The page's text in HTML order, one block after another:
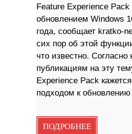
Feature Experience Pack
обновлением Windows
года, сообщает kratko-
сих пор об этой
что известно. Согласно
публикациям на эту
Experience Pack
подходом к
ПОДРОБНЕЕ